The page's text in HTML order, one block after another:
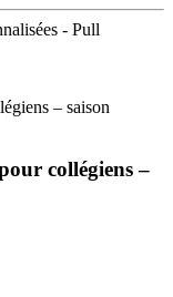
- Pull
collégiens –